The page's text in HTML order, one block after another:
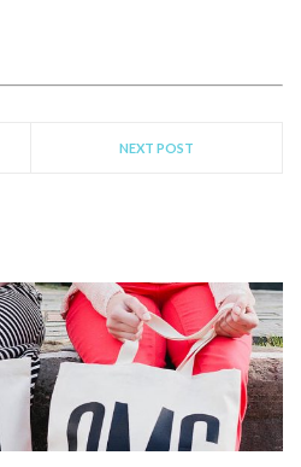
NEXT POST